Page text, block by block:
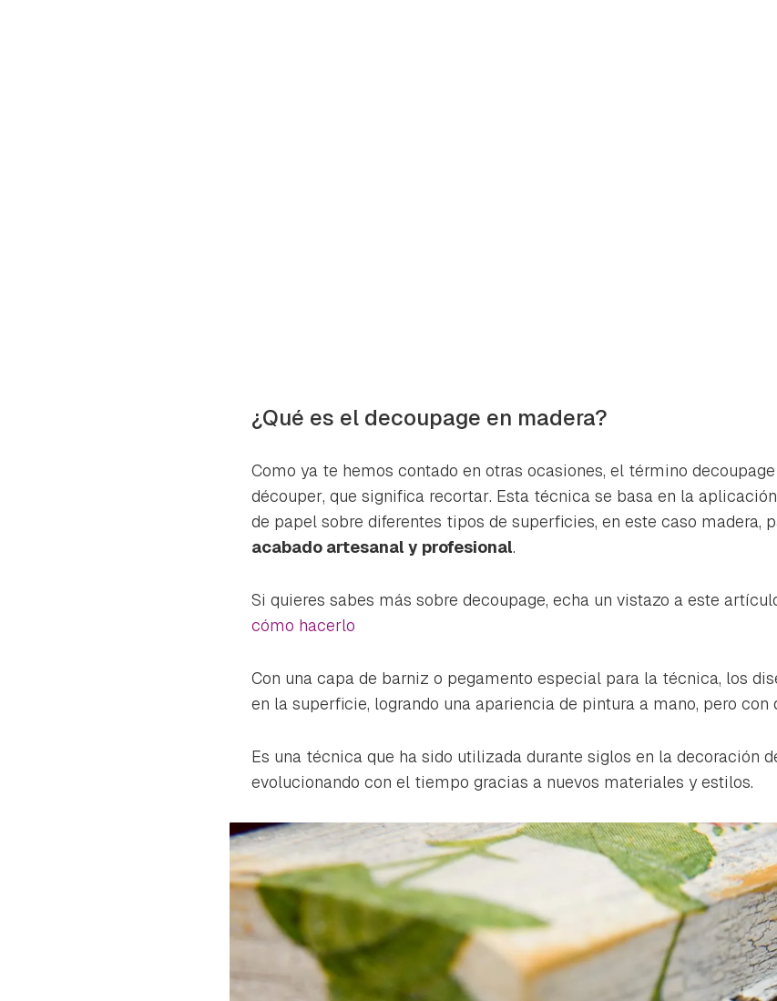
¿Qué es el decoupage en madera?
Como ya te hemos contado en otras ocasiones, el término decoupage
découper, que significa recortar. Esta técnica se basa en la
de papel sobre diferentes tipos de superficies, en este caso madera,
acabado artesanal y profesional.
Si quieres sabes más sobre decoupage, echa un vistazo a este
cómo hacerlo
Con una capa de barniz o pegamento especial para la técnica, los
en la superficie, logrando una apariencia de pintura a mano, pero
Es una técnica que ha sido utilizada durante siglos en la decoración
evolucionando con el tiempo gracias a nuevos materiales y estilos.